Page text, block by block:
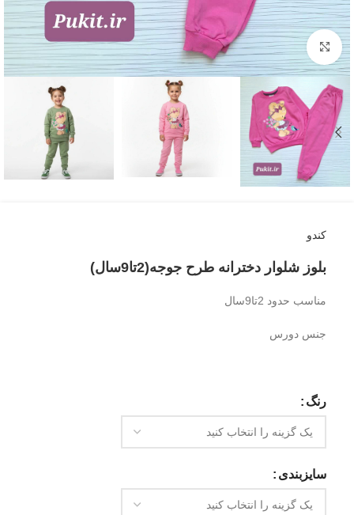
بزرگنمایی تصویر
کندو
بلوز شلوار دخترانه طرح جوجه(2تا9سال)
مناسب حدود 2تا9سال
جنس دورس
رنگ
سایزبندی